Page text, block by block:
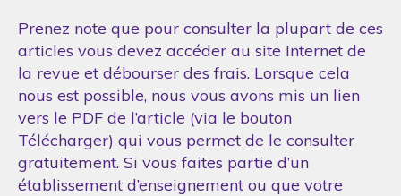
Prenez note que pour consulter la plupart de ces
articles vous devez accéder au site Internet de
la revue et débourser des frais. Lorsque cela
nous est possible, nous vous avons mis un lien
vers le PDF de l’article (via le bouton
Télécharger) qui vous permet de le consulter
gratuitement. Si vous faites partie d’un
établissement d’enseignement ou que votre